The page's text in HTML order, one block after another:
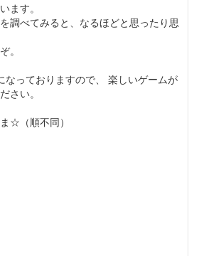
ます。
調べてみると、なるほどと思ったり思
。
なっておりますので、 楽しいゲームが
さい。
☆（順不同）